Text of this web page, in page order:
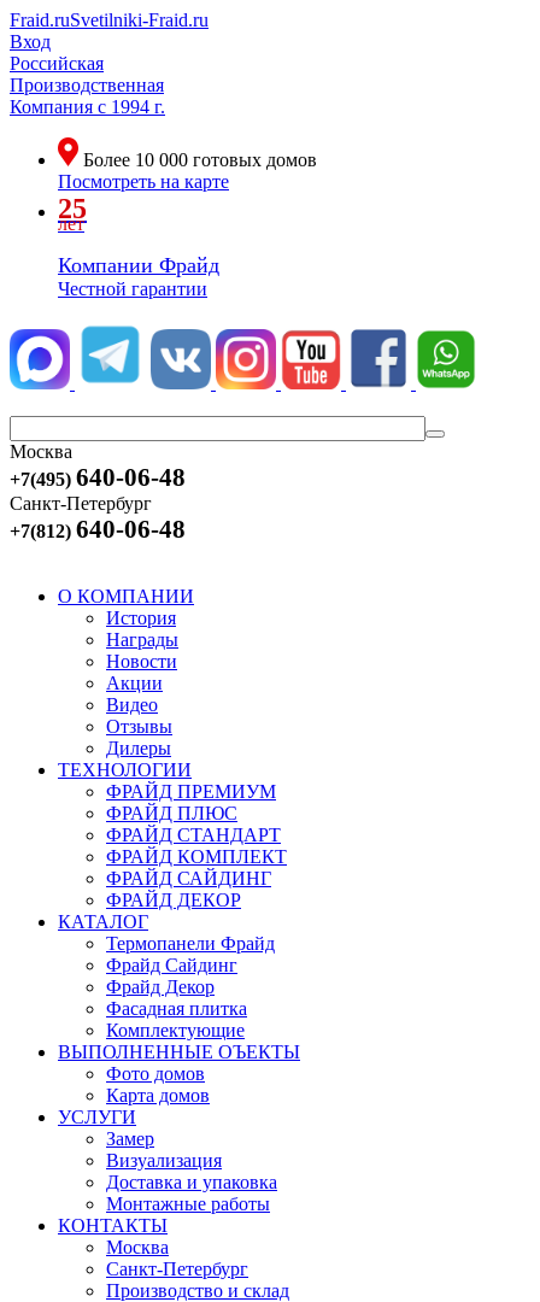
Fraid.ruSvetilniki-Fraid.ru
Вход
Российская
Производственная
Компания с 1994 г.
Более 10 000 готовых домов
Посмотреть на карте
25
лет
Компании Фрайд
Честной гарантии
Москва
+7(495) 640-06-48
Санкт-Петербург
+7(812) 640-06-48
О КОМПАНИИ
История
Награды
Новости
Акции
Видео
Отзывы
Дилеры
ТЕХНОЛОГИИ
ФРАЙД ПРЕМИУМ
ФРАЙД ПЛЮС
ФРАЙД СТАНДАРТ
ФРАЙД КОМПЛЕКТ
ФРАЙД САЙДИНГ
ФРАЙД ДЕКОР
КАТАЛОГ
Термопанели Фрайд
Фрайд Сайдинг
Фрайд Декор
Фасадная плитка
Комплектующие
ВЫПОЛНЕННЫЕ ОЪЕКТЫ
Фото домов
Карта домов
УСЛУГИ
Замер
Визуализация
Доставка и упаковка
Монтажные работы
КОНТАКТЫ
Москва
Санкт-Петербург
Производство и склад